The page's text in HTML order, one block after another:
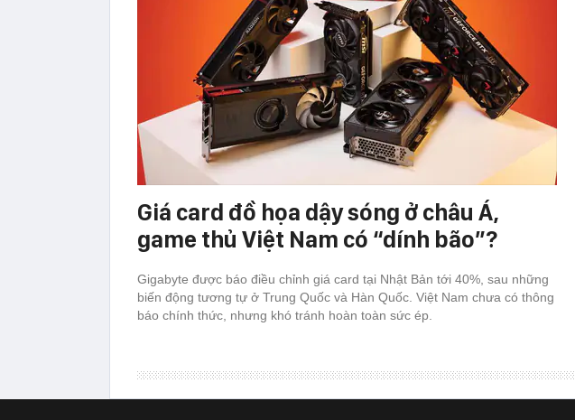
Giá card đồ họa dậy sóng ở châu Á,
game thủ Việt Nam có “dính bão”?
Gigabyte được báo điều chỉnh giá card tại Nhật Bản tới 40%, sau những
biến động tương tự ở Trung Quốc và Hàn Quốc. Việt Nam chưa có thông
báo chính thức, nhưng khó tránh hoàn toàn sức ép.